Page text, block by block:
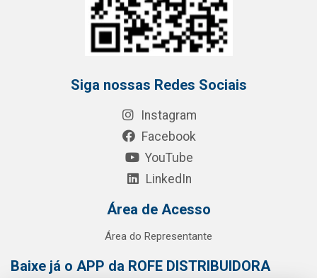
Siga nossas Redes Sociais
Instagram
Facebook
YouTube
LinkedIn
Área de Acesso
Área do Representante
Baixe já o APP da ROFE DISTRIBUIDORA